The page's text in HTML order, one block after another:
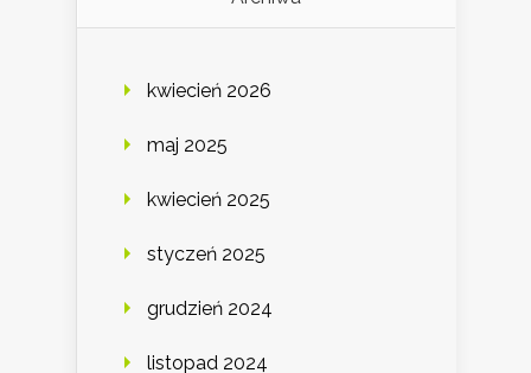
kwiecień 2026
maj 2025
kwiecień 2025
styczeń 2025
grudzień 2024
listopad 2024